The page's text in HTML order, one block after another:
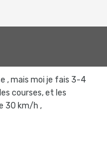
, mais moi je fais 3-4
courses, et les
30 km/h ,